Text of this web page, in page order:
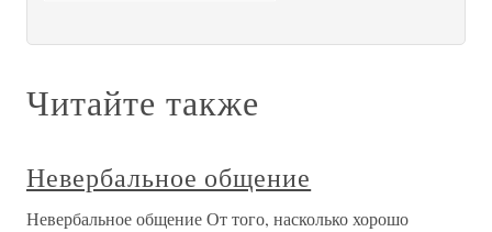
Читайте также
Невербальное общение
Невербальное общение От того, насколько хорошо